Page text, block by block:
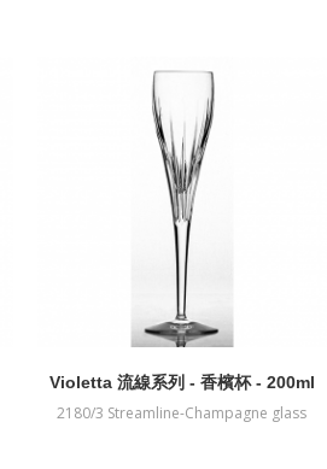
Violetta 流線系列 - 香檳杯 - 200ml
2180/3 Streamline-Champagne glass